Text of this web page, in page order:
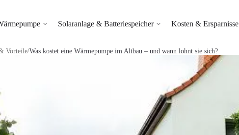
Solaranlage & Batteriespeicher Kosten & Ersparnisse
Vorteile/Was kostet eine Wärmepumpe im Altbau – und wann lohnt sie sich?